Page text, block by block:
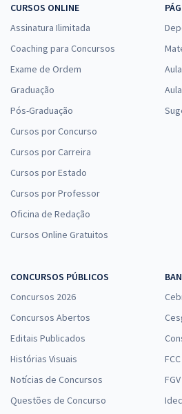
CURSOS ONLINE
Assinatura Ilimitada
Coaching para Concursos
Exame de Ordem
Graduação
Pós-Graduação
Cursos por Concurso
Cursos por Carreira
Cursos por Estado
Cursos por Professor
Oficina de Redação
Cursos Online Gratuitos
CONCURSOS PÚBLICOS
Concursos 2026
Concursos Abertos
Editais Publicados
Histórias Visuais
Notícias de Concursos
Questões de Concurso
FCC
FGV